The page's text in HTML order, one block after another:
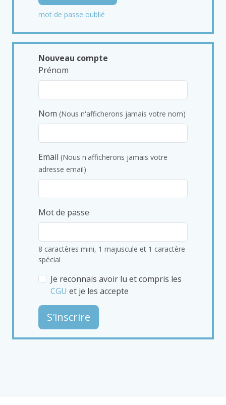
mot de passe oublié
Nouveau compte
Prénom
Nom (Nous n'afficherons jamais votre nom)
Email (Nous n'afficherons jamais votre
adresse email)
Mot de passe
8 caractères mini, 1 majuscule et 1 caractère
spécial
Je reconnais avoir lu et compris les
CGU et je les accepte
S'inscrire